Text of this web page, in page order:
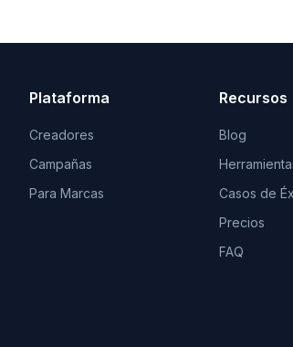
Plataforma
Creadores
Campañas
Para Marcas
Recursos
Blog
Casos de
Precios
FAQ